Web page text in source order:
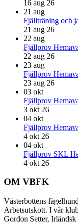
16 aug 26
21 aug
Fjällträning och
21 aug 26
22 aug
Fjällprov
22 aug 26
23 aug
Fjällprov
23 aug 26
03 okt
Fjällprov
3 okt 26
04 okt
Fjällprov
4 okt 26
04 okt
Fjällprov SKL
4 okt 26
Footer
OM VBFK
Västerbottens
Arbetsutskott. I vår
Gordon Setter,